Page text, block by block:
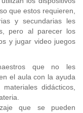
que estos requieren,
y secundarias les
pero al parecer los
y jugar video juegos
que no les
el aula con la ayuda
didácticos,
que se pueden